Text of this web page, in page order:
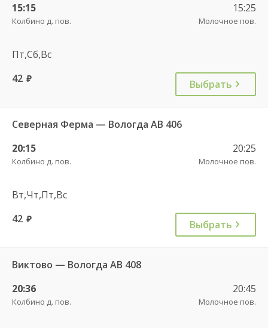
15:15
Колбино д. пов.
15:25
Молочное пов.
Пт,Сб,Вс
42 руб. Выбрать
Северная Ферма — Вологда АВ 406
20:15
Колбино д. пов.
20:25
Молочное пов.
Вт,Чт,Пт,Вс
42 руб. Выбрать
Виктово — Вологда АВ 408
20:36
Колбино д. пов.
20:45
Молочное пов.